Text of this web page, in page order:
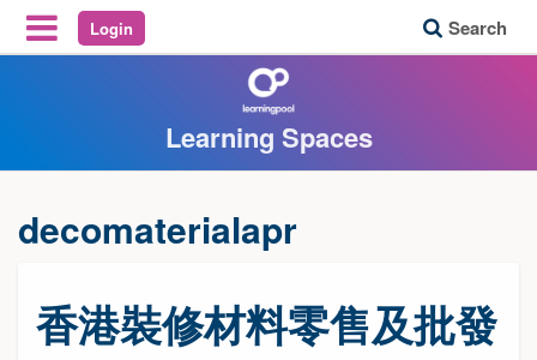
Reveal Off-Canvas Navigation
Login Search
Learning Spaces
decomaterialapr
香港裝修材料零售及批發